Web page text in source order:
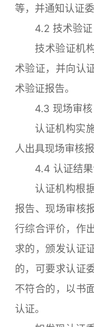
等，并通知认证委
4.2 技术验证
技术验证机构
术验证，并向认
术验证报告。
4.3 现场审核
认证机构实施
人出具现场审核报
4.4 认证结果
认证机构根据
报告、现场审核
行综合评价，作
求的，颁发认证
的，可要求认证
不符合的，以书
认证。